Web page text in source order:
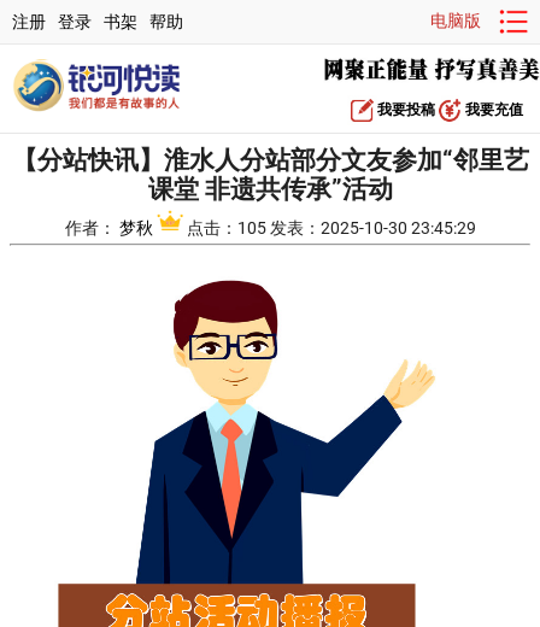
注册 登录 书架 帮助 电脑版
我要投稿 我要充值
【分站快讯】淮水人分站部分文友参加“邻里艺
课堂 非遗共传承”活动
作者： 梦秋 点击：105 发表：2025-10-30 23:45:29